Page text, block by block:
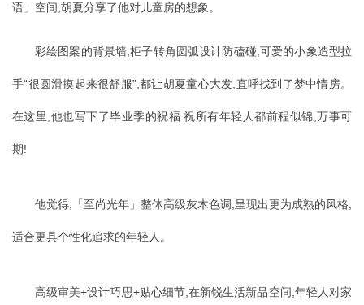
语」空间,胡夏分享了他对儿童房的想象。
彩绘图案的背景墙,柜子转角圆弧设计防磕碰,可爱的小象造型拉
手“很圆滑摸起来很舒服”,都让胡夏童心大发,直呼找到了梦中情房。
在这里,他也写下了毕业季的祝福:祝所有年轻人都前程似锦,万事可
期!
他觉得,「至尚光年」整体高级灰木色调,呈现出更为成熟的风格,
适合更具个性化追求的年轻人。
高级审美+设计巧思+贴心细节,在新锐生活新品空间,年轻人对家